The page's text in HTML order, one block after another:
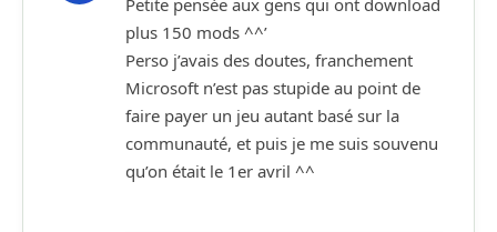
Petite pensée aux gens qui ont download
plus 150 mods ^^’
Perso j’avais des doutes, franchement
Microsoft n’est pas stupide au point de
faire payer un jeu autant basé sur la
communauté, et puis je me suis souvenu
qu’on était le 1er avril ^^